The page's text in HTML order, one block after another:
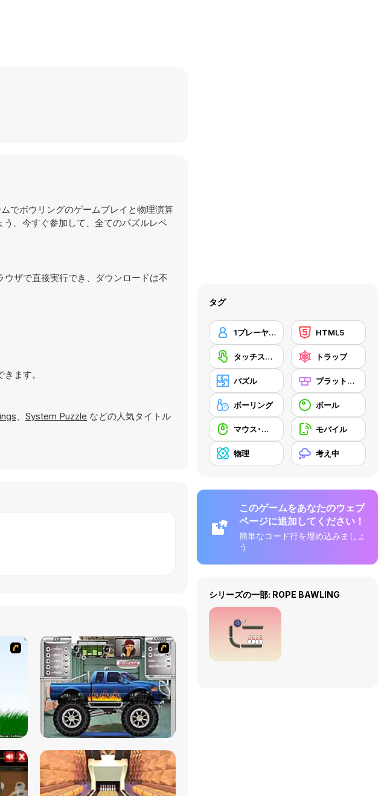
でボウリングのゲームプレイと物理演算
。今すぐ参加して、全てのパズルレベ
ザで直接実行でき、ダウンロードは不
ます。
、 System Puzzle などの人気タイトル
タグ
1プレーヤー HTML5
タッチスクリーン トラップ
パズル プラットフォーム
ボーリング ボール
マウス･スキル モバイル
物理 考え中
このゲームをあなたのウェブ
ページに追加してください！
簡単なコード行を埋め込みましょ
う
シリーズの一部: ROPE BAWLING